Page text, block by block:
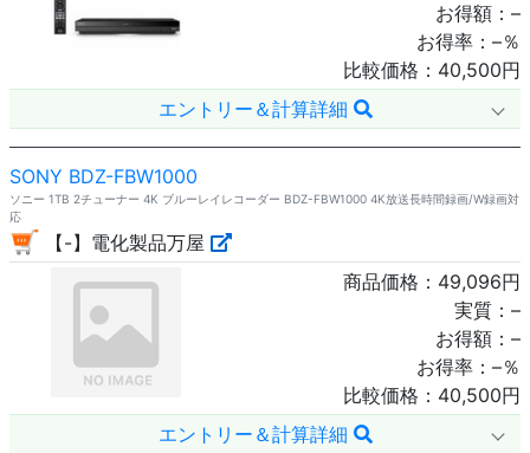
お得額： –
お得率： –％
比較価格： 40,500円
エントリー＆計算詳細
SONY BDZ-FBW1000
ソニー 1TB 2チューナー 4K ブルーレイレコーダー BDZ-FBW1000 4K放送長時間録画/W録画対
応
【-】電化製品万屋
商品価格： 49,096円
実質： –
お得額： –
お得率： –％
比較価格： 40,500円
エントリー＆計算詳細